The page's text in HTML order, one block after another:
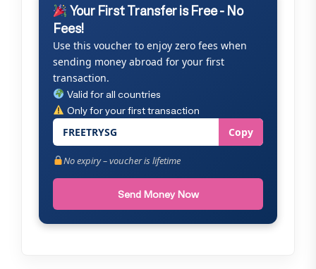
Your First Transfer is Free - No
Fees!
Use this voucher to enjoy zero fees when
sending money abroad for your first
transaction.
Valid for all countries
Only for your first transaction
FREETRYSG Copy
No expiry – voucher is lifetime
Send Money Now